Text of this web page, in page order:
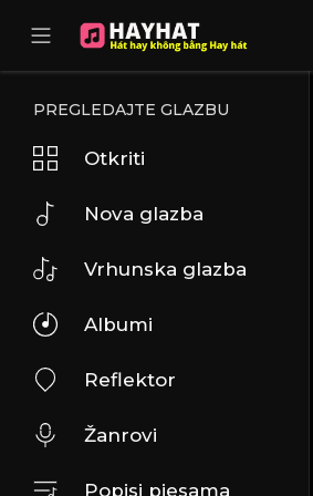
PREGLEDAJTE GLAZBU
Otkriti
Nova glazba
Vrhunska glazba
Albumi
Reflektor
Žanrovi
Popisi pjesama